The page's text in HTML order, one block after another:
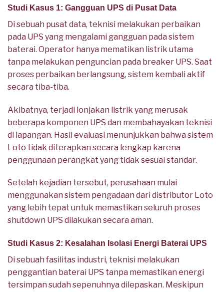
Studi Kasus 1: Gangguan UPS di Pusat Data
Di sebuah pusat data, teknisi melakukan perbaikan
pada UPS yang mengalami gangguan pada sistem
baterai. Operator hanya mematikan listrik utama
tanpa melakukan penguncian pada breaker UPS. Saat
proses perbaikan berlangsung, sistem kembali aktif
secara tiba-tiba.
Akibatnya, terjadi lonjakan listrik yang merusak
beberapa komponen UPS dan membahayakan teknisi
di lapangan. Hasil evaluasi menunjukkan bahwa sistem
Loto tidak diterapkan secara lengkap karena
penggunaan perangkat yang tidak sesuai standar.
Setelah kejadian tersebut, perusahaan mulai
menggunakan sistem pengadaan dari distributor Loto
yang lebih tepat untuk memastikan seluruh proses
shutdown UPS dilakukan secara aman.
Studi Kasus 2: Kesalahan Isolasi Energi Baterai UPS
Di sebuah fasilitas industri, teknisi melakukan
penggantian baterai UPS tanpa memastikan energi
tersimpan sudah sepenuhnya dilepaskan. Meskipun